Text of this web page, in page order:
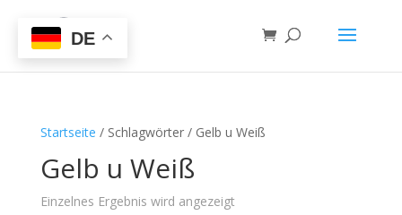
Startseite / Schlagwörter / Gelb u Weiß
Gelb u Weiß
Einzelnes Ergebnis wird angezeigt
DE